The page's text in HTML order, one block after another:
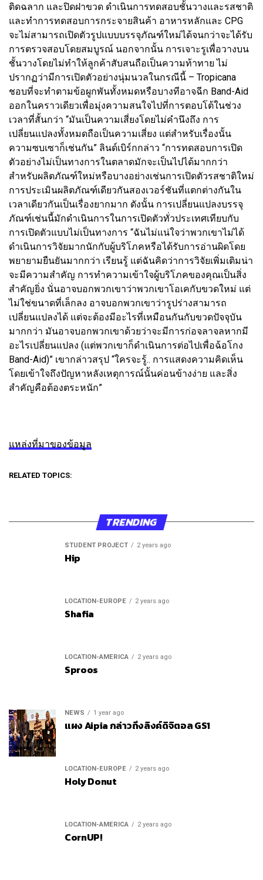
ติดฉลาก และปิดฝาขวด ดำเนินการทดสอบชั้นวางและรสชาติ
และทำการทดสอบการกระจายสินค้า อาหารหลักและ CPG
จะไม่สามารถเปิดตัวรูปแบบบรรจุภัณฑ์ใหม่ได้จนกว่าจะได้รับ
การตรวจสอบโดยสมบูรณ์ นอกจากนั้น การเจาะรูเพื่อวางบน
ชั้นวางโดยไม่ทำให้ลูกค้าสับสนถือเป็นความท้าทาย ไม่
ปรากฏว่ามีการเปิดตัวอย่างนุ่มนวลในกรณีนี้ – Tropicana
ชอบที่จะทำตามข้อผูกพันทั้งหมดหรือบางทีอาจฉีก Band-Aid
ออกในคราวเดียวเพื่อมุ่งความสนใจไปที่การตอบโต้ในช่วง
เวลาที่สั้นกว่า “มันเป็นความเสี่ยงโดยไม่คำนึงถึง การ
เปลี่ยนแปลงทั้งหมดถือเป็นความเสี่ยง แต่สำหรับเรื่องนั้น
ความซบเซาก็เช่นกัน” ลินด์เบิร์กกล่าว “การทดสอบการเปิด
ตัวอย่างไม่เป็นทางการในตลาดมักจะเป็นไปได้มากกว่า
สำหรับผลิตภัณฑ์ใหม่หรือบางอย่างเช่นการเปิดตัวรสชาติใหม่
การประเมินผลิตภัณฑ์เดียวกันสองเวอร์ชันที่แตกต่างกันใน
เวลาเดียวกันเป็นเรื่องยากมาก ดังนั้น การเปลี่ยนแปลงบรรจุ
ภัณฑ์เช่นนี้มักดำเนินการในการเปิดตัวทั่วประเทศเทียบกับ
การเปิดตัวแบบไม่เป็นทางการ “ฉันไม่แน่ใจว่าพวกเขาไม่ได้
ดำเนินการวิจัยมากนักกับผู้บริโภคหรือได้รับการอ่านผิดโดย
พยายามยืนยันมากกว่า เรียนรู้ แต่ฉันคิดว่าการวิจัยเพิ่มเติมน่า
จะมีความสำคัญ การทำความเข้าใจผู้บริโภคของคุณเป็นสิ่ง
สำคัญยิ่ง นั่นอาจบอกพวกเขาว่าพวกเขาโอเคกับขวดใหม่ แต่
ไม่ใช่ขนาดที่เล็กลง อาจบอกพวกเขาว่ารูปร่างสามารถ
เปลี่ยนแปลงได้ แต่จะต้องมีอะไรที่เหมือนกันกับขวดปัจจุบัน
มากกว่า มันอาจบอกพวกเขาด้วยว่าจะมีการก่อจลาจลหากมี
อะไรเปลี่ยนแปลง (แต่พวกเขาก็ดำเนินการต่อไปเพื่อฉ้อโกง
Band-Aid)” เขากล่าวสรุป “ใครจะรู้.. การแสดงความคิดเห็น
โดยเข้าใจถึงปัญหาหลังเหตุการณ์นั้นค่อนข้างง่าย และสิ่ง
สำคัญคือต้องตระหนัก”
แหล่งที่มาของข้อมูล
RELATED TOPICS:
TRENDING
STUDENT PROJECT 2 years ago
Hip
LOCATION-EUROPE 2 years ago
Shafia
LOCATION-AMERICA 2 years ago
Sproos
NEWS 1 year ago
แผง Aipia กล่าวถึงลิงค์ดิจิตอล GS1
LOCATION-EUROPE 2 years ago
Holy Donut
LOCATION-AMERICA 2 years ago
CornUP!